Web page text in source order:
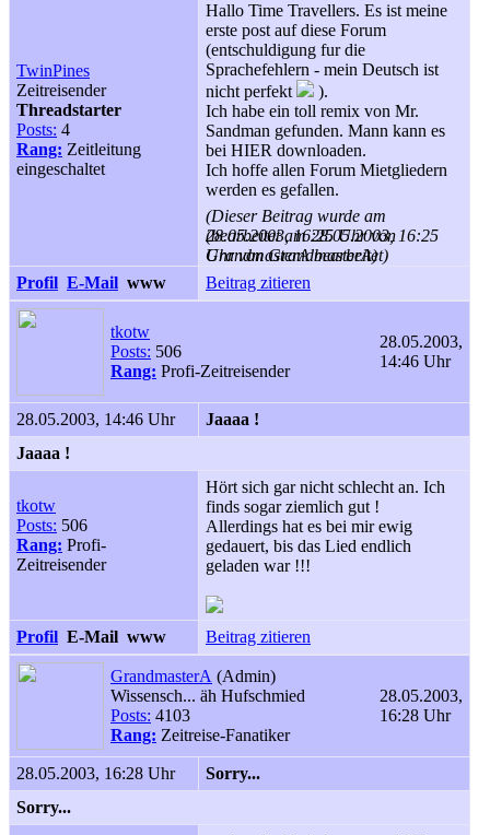
TwinPines
Zeitreisender
Threadstarter
Posts: 4
Rang: Zeitleitung
eingeschaltet
Hallo Time Travellers. Es ist meine
erste post auf diese Forum
(entschuldigung fur die
Sprachefehlern - mein Deutsch ist
nicht perfekt
).
Ich habe ein toll remix von Mr.
Sandman gefunden. Mann kann es
bei HIER downloaden.
Ich hoffe allen Forum Mietgliedern
werden es gefallen.
(Dieser Beitrag wurde am
28.05.2003, 16:25 Uhr von
GrandmasterA bearbeitet)
(bearbeitet am 28.05.2003, 16:25
Uhr von GrandmasterA)
Profil E-Mail www Beitrag zitieren
tkotw
Posts: 506
Rang: Profi-Zeitreisender
28.05.2003,
14:46 Uhr
28.05.2003, 14:46 Uhr
Jaaaa !
Jaaaa !
tkotw
Posts: 506
Rang: Profi-
Zeitreisender
Hört sich gar nicht schlecht an. Ich
finds sogar ziemlich gut !
Allerdings hat es bei mir ewig
gedauert, bis das Lied endlich
geladen war !!!
Profil E-Mail www Beitrag zitieren
GrandmasterA (Admin)
Wissensch... äh Hufschmied
Posts: 4103
Rang: Zeitreise-Fanatiker
28.05.2003,
16:28 Uhr
28.05.2003, 16:28 Uhr
Sorry...
Sorry...